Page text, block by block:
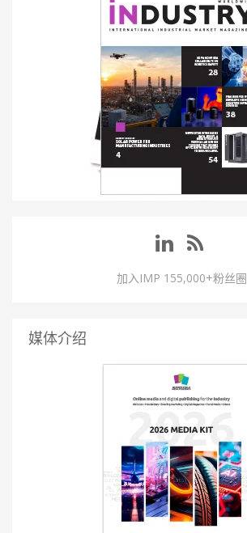
加入IMP 155,000+粉丝圈
媒体介绍